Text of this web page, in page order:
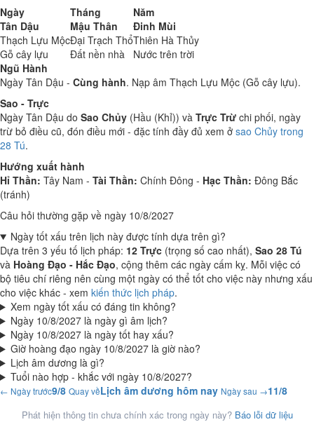
Ngày
Tháng
Năm
Tân Dậu
Mậu Thân
Đinh Mùi
Thạch Lựu MộcĐại Trạch ThổThiên Hà Thủy
Gỗ cây lựu
Đất nền nhà
Nước trên trời
Ngũ Hành
Ngày Tân Dậu - Cùng hành. Nạp âm Thạch Lựu Mộc (Gỗ cây lựu).
Sao - Trực
Ngày Tân Dậu do Sao Chủy (Hầu (Khỉ)) và Trực Trừ chi phối, ngày
trừ bỏ điều cũ, đón điều mới - đặc tính đầy đủ xem ở sao Chủy trong
28 Tú.
Hướng xuất hành
Hỉ Thần: Tây Nam - Tài Thần: Chính Đông - Hạc Thần: Đông Bắc
(tránh)
Câu hỏi thường gặp về ngày 10/8/2027
Ngày tốt xấu trên lịch này được tính dựa trên gì?
Dựa trên 3 yếu tố lịch pháp: 12 Trực (trọng số cao nhất), Sao 28 Tú
và Hoàng Đạo - Hắc Đạo, cộng thêm các ngày cấm kỵ. Mỗi việc có
bộ tiêu chí riêng nên cùng một ngày có thể tốt cho việc này nhưng xấu
cho việc khác - xem kiến thức lịch pháp.
Xem ngày tốt xấu có đáng tin không?
Ngày 10/8/2027 là ngày gì âm lịch?
Ngày 10/8/2027 là ngày tốt hay xấu?
Giờ hoàng đạo ngày 10/8/2027 là giờ nào?
Lịch âm dương là gì?
Tuổi nào hợp - khắc với ngày 10/8/2027?
← Ngày trước9/8 Quay vềLịch âm dương hôm nay Ngày sau →11/8
Phát hiện thông tin chưa chính xác trong ngày này? Báo lỗi dữ liệu